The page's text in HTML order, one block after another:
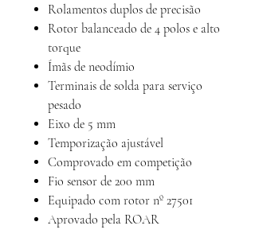
Rolamentos duplos de precisão
Rotor balanceado de 4 polos e alto
torque
Ímãs de neodímio
Terminais de solda para serviço
pesado
Eixo de 5 mm
Temporização ajustável
Comprovado em competição
Fio sensor de 200 mm
Equipado com rotor nº 27501
Aprovado pela ROAR